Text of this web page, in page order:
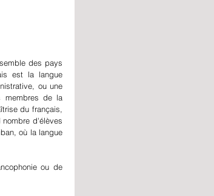
des pays
est la langue
ou une
membres de la
du français,
d'élèves
où la langue
ou de